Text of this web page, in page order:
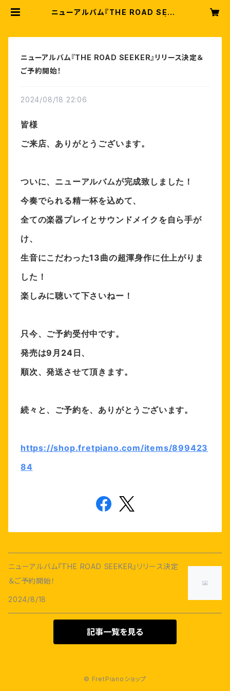
ニューアルバム『THE ROAD SEEK
ニューアルバム『THE ROAD SEEKER』リリース決定＆
ご予約開始！
2024/08/18 22:06
皆様
ご来店、ありがとうございます。
ついに、ニューアルバムが完成致しました！
今奏でられる精一杯を込めて、
全ての楽器プレイとサウンドメイクを自ら手が
け、
生音にこだわった13曲の超渾身作に仕上がりま
した！
楽しみに聴いて下さいねー！
只今、ご予約受付中です。
発売は9月24日、
順次、発送させて頂きます。
続々と、ご予約を、ありがとうございます。
https://shop.fretpiano.com/items/899423
84
ニューアルバム『THE ROAD SEEKER』リリース決定
＆ご予約開始！
2024/8/18
記事一覧を見る
© FretPianoショップ